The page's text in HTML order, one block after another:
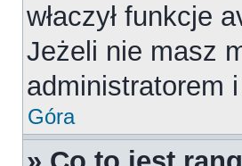
właczył funkcje
Jeżeli nie masz
administratorem
Góra